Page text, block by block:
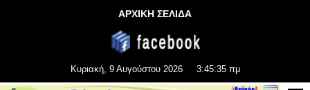
ΑΡΧΙΚΗ ΣΕΛΙΔΑ
Κυριακή, 9 Αυγούστου 2026 3:45:36 πμ